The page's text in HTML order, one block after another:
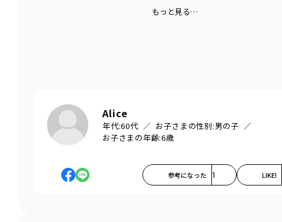
もっと見る…
Alice
年代:60代 お子さまの性別:男の子
お子さまの年齢:6歳
参考になった 1 LIKE!